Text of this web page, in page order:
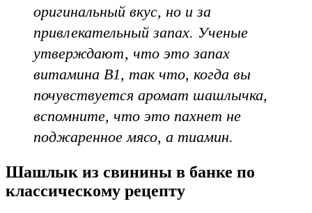
оригинальный вкус, но и за
привлекательный запах. Ученые
утверждают, что это запах
витамина B1, так что, когда вы
почувствуется аромат шашлычка,
вспомните, что это пахнет не
поджаренное мясо, а тиамин.
Шашлык из свинины в банке по
классическому рецепту